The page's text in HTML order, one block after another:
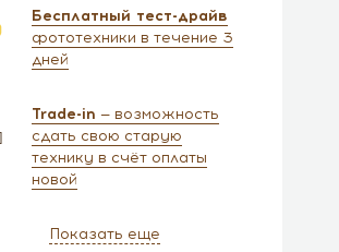
Бесплатный тест-драйв
фототехники в течение 3
дней
Trade-in — возможность
сдать свою старую
технику в счёт оплаты
новой
Показать еще